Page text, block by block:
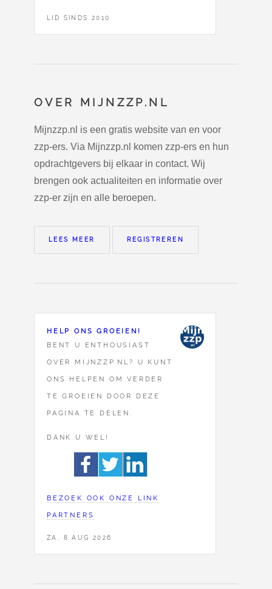
LID SINDS 2010
OVER MIJNZZP.NL
Mijnzzp.nl is een gratis website van en voor
zzp-ers. Via Mijnzzp.nl komen zzp-ers en hun
opdrachtgevers bij elkaar in contact. Wij
brengen ook actualiteiten en informatie over
zzp-er zijn en alle beroepen.
LEES MEER REGISTREREN
HELP ONS GROEIEN!
BENT U ENTHOUSIAST
OVER MIJNZZP.NL? U KUNT
ONS HELPEN OM VERDER
TE GROEIEN DOOR DEZE
PAGINA TE DELEN.
DANK U WEL!
BEZOEK OOK ONZE LINK
PARTNERS
ZA, 8 AUG 2026